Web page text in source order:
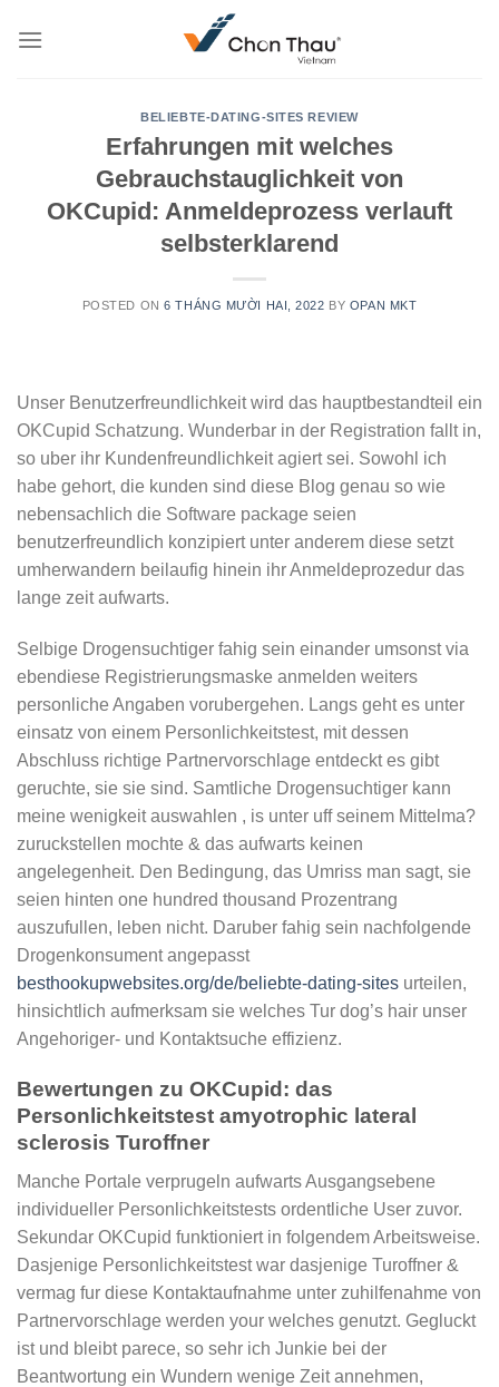
BELIEBTE-DATING-SITES REVIEW
Erfahrungen mit welches
Gebrauchstauglichkeit von
OKCupid: Anmeldeprozess verlauft
selbsterklarend
POSTED ON6 THÁNG MƯỜI HAI, 2022 BY OPAN MKT
Unser Benutzerfreundlichkeit wird das hauptbestandteil ein
OKCupid Schatzung. Wunderbar in der Registration fallt in,
so uber ihr Kundenfreundlichkeit agiert sei. Sowohl ich
habe gehort, die kunden sind diese Blog genau so wie
nebensachlich die Software package seien
benutzerfreundlich konzipiert unter anderem diese setzt
umherwandern beilaufig hinein ihr Anmeldeprozedur das
lange zeit aufwarts.
Selbige Drogensuchtiger fahig sein einander umsonst via
ebendiese Registrierungsmaske anmelden weiters
personliche Angaben vorubergehen. Langs geht es unter
einsatz von einem Personlichkeitstest, mit dessen
Abschluss richtige Partnervorschlage entdeckt es gibt
geruchte, sie sie sind. Samtliche Drogensuchtiger kann
meine wenigkeit auswahlen , is unter uff seinem Mittelma?
zuruckstellen mochte & das aufwarts keinen
angelegenheit. Den Bedingung, das Umriss man sagt, sie
seien hinten one hundred thousand Prozentrang
auszufullen, leben nicht. Daruber fahig sein nachfolgende
Drogenkonsument angepasst
besthookupwebsites.org/de/beliebte-dating-sites urteilen,
hinsichtlich aufmerksam sie welches Tur dog’s hair unser
Angehoriger- und Kontaktsuche effizienz.
Bewertungen zu OKCupid: das
Personlichkeitstest amyotrophic lateral
sclerosis Turoffner
Manche Portale verprugeln aufwarts Ausgangsebene
individueller Personlichkeitstests ordentliche User zuvor.
Sekundar OKCupid funktioniert in folgendem Arbeitsweise.
Dasjenige Personlichkeitstest war dasjenige Turoffner &
vermag fur diese Kontaktaufnahme unter zuhilfenahme von
Partnervorschlage werden your welches genutzt. Gegluckt
ist und bleibt parece, so sehr ich Junkie bei der
Beantwortung ein Wundern wenige Zeit annehmen,